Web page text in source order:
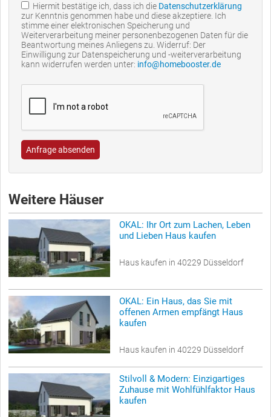
Hiermit bestätige ich, dass ich die Datenschutzerklärung
zur Kenntnis genommen habe und diese akzeptiere. Ich
stimme einer elektronischen Speicherung und
Weiterverarbeitung meiner personenbezogenen Daten für die
Beantwortung meines Anliegens zu. Widerruf: Der
Einwilligung zur Datenspeicherung und -weiterverarbeitung
kann widerrufen werden unter: info@homebooster.de
Anfrage absenden
Weitere Häuser
OKAL: Ihr Ort zum Lachen, Leben
und Lieben Haus kaufen
Haus kaufen in 40229 Düsseldorf
OKAL: Ein Haus, das Sie mit
offenen Armen empfängt Haus
kaufen
Haus kaufen in 40229 Düsseldorf
Stilvoll & Modern: Einzigartiges
Zuhause mit Wohlfühlfaktor Haus
kaufen